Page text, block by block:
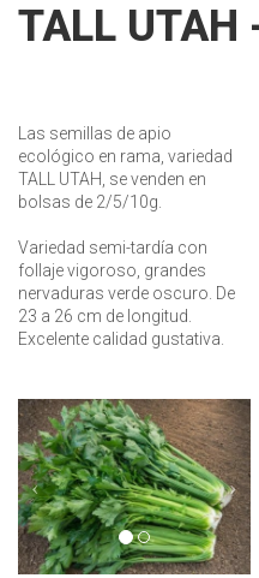
TALL UTAH
Las semillas de apio
ecológico en rama, variedad
TALL UTAH, se venden en
bolsas de 2/5/10g.
Variedad semi-tardía con
follaje vigoroso, grandes
nervaduras verde oscuro. De
23 a 26 cm de longitud.
Excelente calidad gustativa.
Précédent